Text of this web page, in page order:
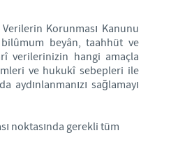
for use in your
Korunması Kanunu
beyân, taahhüt ve
verilerinizin hangi amaçla
ve hukukî sebepleri ile
sağlamayı
noktasında gerekli tüm